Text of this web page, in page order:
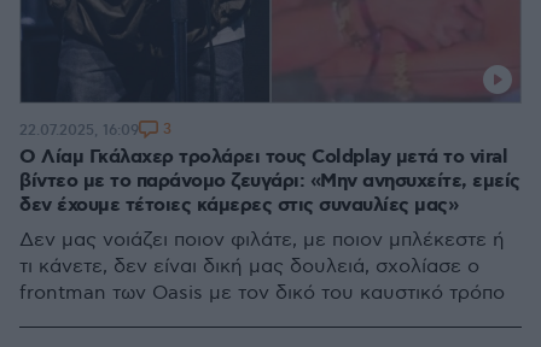
Ο Λίαμ Γκάλαχερ τρολάρει τους Coldplay μετά το viral
βίντεο με το παράνομο ζευγάρι: «Μην ανησυχείτε, εμείς
δεν έχουμε τέτοιες κάμερες στις συναυλίες μας»
Δεν μας νοιάζει ποιον φιλάτε, με ποιον μπλέκεστε ή
τι κάνετε, δεν είναι δική μας δουλειά, σχολίασε ο
frontman των Oasis με τον δικό του καυστικό τρόπο
22.07.2025, 16:09 3